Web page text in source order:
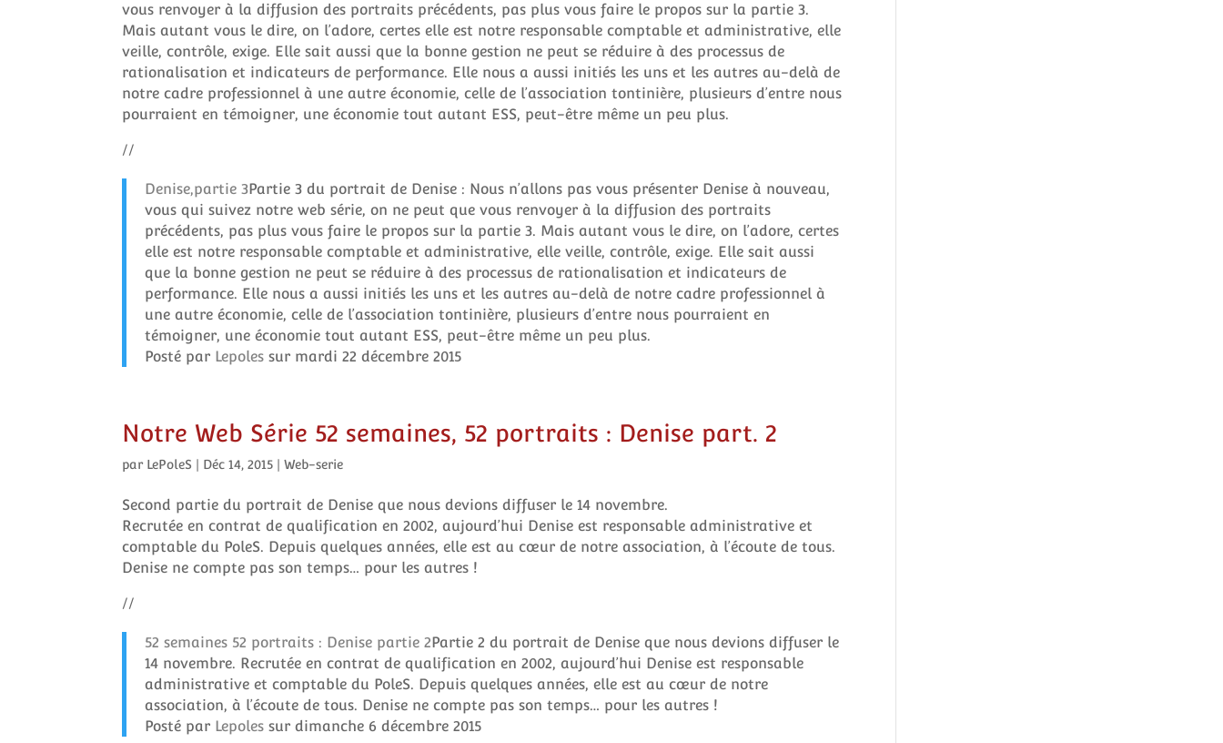
vous renvoyer à la diffusion des portraits précédents, pas plus vous faire le propos sur la partie 3.
Mais autant vous le dire, on l’adore, certes elle est notre responsable comptable et administrative, elle
veille, contrôle, exige. Elle sait aussi que la bonne gestion ne peut se réduire à des processus de
rationalisation et indicateurs de performance. Elle nous a aussi initiés les uns et les autres au-delà de
notre cadre professionnel à une autre économie, celle de l’association tontinière, plusieurs d’entre nous
pourraient en témoigner, une économie tout autant ESS, peut-être même un peu plus.
//
Denise,partie 3Partie 3 du portrait de Denise : Nous n’allons pas vous présenter Denise à nouveau,
vous qui suivez notre web série, on ne peut que vous renvoyer à la diffusion des portraits
précédents, pas plus vous faire le propos sur la partie 3. Mais autant vous le dire, on l’adore, certes
elle est notre responsable comptable et administrative, elle veille, contrôle, exige. Elle sait aussi
que la bonne gestion ne peut se réduire à des processus de rationalisation et indicateurs de
performance. Elle nous a aussi initiés les uns et les autres au-delà de notre cadre professionnel à
une autre économie, celle de l’association tontinière, plusieurs d’entre nous pourraient en
témoigner, une économie tout autant ESS, peut-être même un peu plus.
Posté par Lepoles sur mardi 22 décembre 2015
Notre Web Série 52 semaines, 52 portraits : Denise part. 2
par LePoleS Déc 14, 2015 |Web-serie
Second partie du portrait de Denise que nous devions diffuser le 14 novembre.
Recrutée en contrat de qualification en 2002, aujourd’hui Denise est responsable administrative et
comptable du PoleS. Depuis quelques années, elle est au cœur de notre association, à l’écoute de tous.
Denise ne compte pas son temps… pour les autres !
//
52 semaines 52 portraits : Denise partie 2Partie 2 du portrait de Denise que nous devions diffuser le
14 novembre. Recrutée en contrat de qualification en 2002, aujourd’hui Denise est responsable
administrative et comptable du PoleS. Depuis quelques années, elle est au cœur de notre
association, à l’écoute de tous. Denise ne compte pas son temps… pour les autres !
Posté par Lepoles sur dimanche 6 décembre 2015